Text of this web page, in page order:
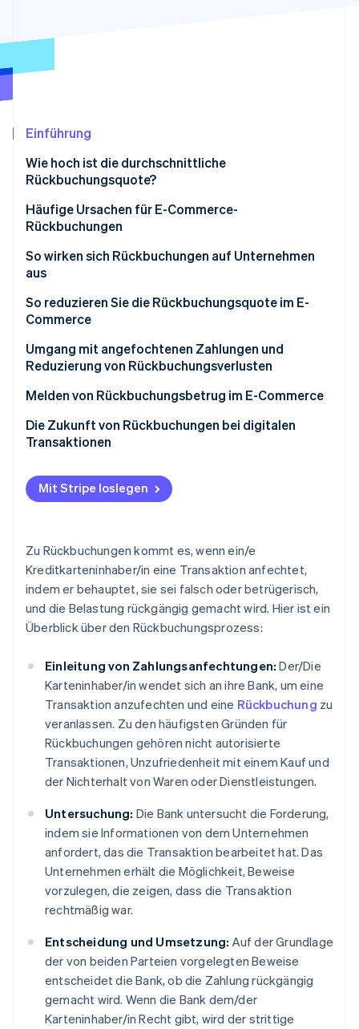
Start-up-Gründung
Climate
Stripe-Sessions 2026
Einführung
Wie hoch ist die durchschnittliche
Rückbuchungsquote?
Häufige Ursachen für E-Commerce-
Rückbuchungen
So wirken sich Rückbuchungen auf Unternehmen
aus
So reduzieren Sie die Rückbuchungsquote im E-
Commerce
Alle Rückbuchungen
Rückbuchungen aufgrund von Missverständnissen
oder Beschwerden von Kundinnen und Kunden
Rückbuchungen aufgrund von Betrug
Umgang mit angefochtenen Zahlungen und
Reduzierung von Rückbuchungsverlusten
Melden von Rückbuchungsbetrug im E-Commerce
Die Zukunft von Rückbuchungen bei digitalen
Transaktionen
Mit Stripe loslegen
Zu Rückbuchungen kommt es, wenn ein/e
Kreditkarteninhaber/in eine Transaktion anfechtet,
indem er behauptet, sie sei falsch oder betrügerisch,
und die Belastung rückgängig gemacht wird. Hier ist ein
Überblick über den Rückbuchungsprozess:
Einleitung von Zahlungsanfechtungen: Der/Die
Karteninhaber/in wendet sich an ihre Bank, um eine
Transaktion anzufechten und eine Rückbuchung zu
veranlassen. Zu den häufigsten Gründen für
Rückbuchungen gehören nicht autorisierte
Transaktionen, Unzufriedenheit mit einem Kauf und
der Nichterhalt von Waren oder Dienstleistungen.
Untersuchung: Die Bank untersucht die Forderung,
indem sie Informationen von dem Unternehmen
anfordert, das die Transaktion bearbeitet hat. Das
Unternehmen erhält die Möglichkeit, Beweise
vorzulegen, die zeigen, dass die Transaktion
rechtmäßig war.
Entscheidung und Umsetzung: Auf der Grundlage
der von beiden Parteien vorgelegten Beweise
entscheidet die Bank, ob die Zahlung rückgängig
gemacht wird. Wenn die Bank dem/der
Karteninhaber/in Recht gibt, wird der strittige